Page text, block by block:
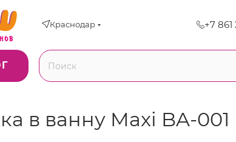
Краснодар +7 861
в ванну Maxi BA-001